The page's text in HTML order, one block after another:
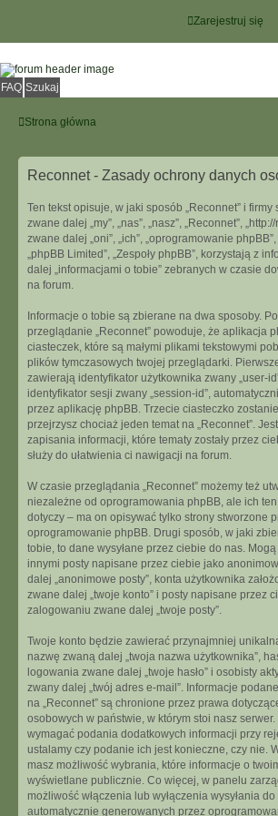
Zarejestruj się
FAQ Szukaj
Strona główna
Reconnet - Zasady ochrony danych
Ten tekst opisuje, w jaki sposób „Reconnet” i firmy
zwane dalej „my”, „nas”, „nasz”, „Reconnet”,
zwane dalej „oni”, „ich”, „oprogramowanie
„phpBB Limited”, „Zespoły phpBB”, korzystają z
dalej „informacjami o tobie” zebranych w czasie
na forum.
Informacje o tobie są zbierane na dwa sposoby.
przeglądanie „Reconnet” powoduje, że aplikacja
ciasteczek, które są małymi plikami tekstowymi
plików tymczasowych twojej przeglądarki.
zawierają identyfikator użytkownika zwany „user-
identyfikator sesji zwany „session-id”,
przez aplikację phpBB. Trzecie ciasteczko
przejrzysz chociaż jeden temat na „Reconnet”.
zapisania informacji, które tematy zostały przez
służy do ułatwienia ci nawigacji na forum.
W czasie przeglądania „Reconnet” możemy też
niezależne od oprogramowania phpBB, ale ich
dotyczy – ma on opisywać tylko strony stworzone
oprogramowanie phpBB. Drugi sposób, w jaki
tobie, to dane wysyłane przez ciebie do nas.
innymi posty napisane przez ciebie jako
dalej „anonimowe posty”, konta użytkownika
zwane dalej „twoje konto” i posty napisane przez
zalogowaniu zwane dalej „twoje posty”.
Twoje konto będzie zawierać przynajmniej
nazwę zwaną dalej „twoja nazwa użytkownika”,
logowania zwane dalej „twoje hasło” i osobisty
zwany dalej „twój adres e-mail”. Informacje
na „Reconnet” są chronione przez prawa
osobowych w państwie, w którym stoi nasz
wymagać podania dodatkowych informacji przy
ustalamy czy podanie ich jest konieczne, czy nie.
masz możliwość wybrania, które informacje o
wyświetlane publicznie. Co więcej, w panelu
możliwość włączenia lub wyłączenia wysyłania
automatycznie generowanych przez